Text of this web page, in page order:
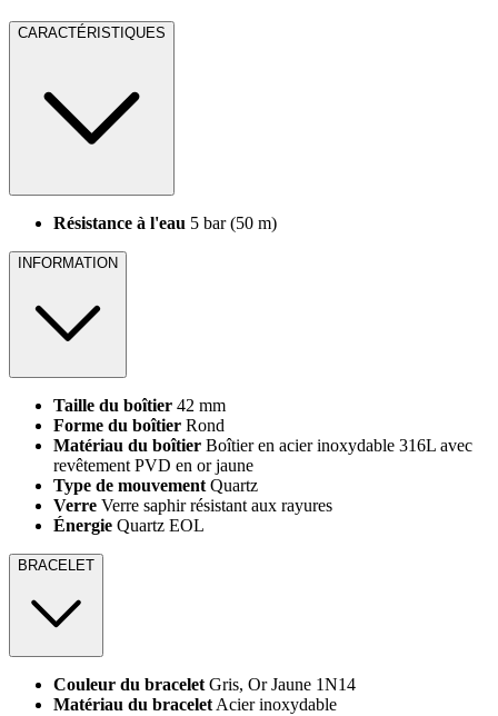
CARACTÉRISTIQUES
Résistance à l'eau 5 bar (50 m)
INFORMATION
Taille du boîtier 42 mm
Forme du boîtier Rond
Matériau du boîtier Boîtier en acier inoxydable 316L avec
revêtement PVD en or jaune
Type de mouvementQuartz
Verre Verre saphir résistant aux rayures
Énergie Quartz EOL
BRACELET
Couleur du braceletGris, Or Jaune 1N14
Matériau du braceletAcier inoxydable